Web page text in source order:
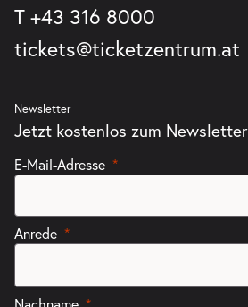
T +43 316 8000
tickets@ticketzentrum.at
Newsletter
Jetzt kostenlos zum
E-Mail-Adresse
Anrede